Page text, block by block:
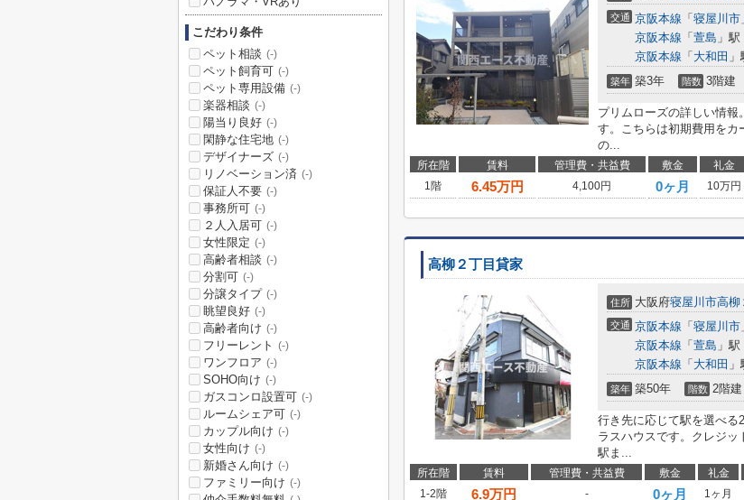
交通 京阪本線 「 寝屋川市
京阪本線 「 萱島 」
京阪本線 「 大和田
築年 築3年 階数 3階建
プリムローズの詳しい情報
す。こちらは初期費用をカ
の...
所在階 賃料 管理費・共益費 敷金 礼金
1階
6.45万円 4,100円 0ヶ月 10万円
高柳２丁目貸家
住所 大阪府寝屋川市高柳
交通 京阪本線 「 寝屋川市
京阪本線 「 萱島 」
京阪本線 「 大和田
築年 築50年 階数 2階建
行き先に応じて駅を選べる
ラスハウスです。クレジッ
駅ま...
所在階 賃料 管理費・共益費 敷金 礼金
1-2階
6.9万円 - 0ヶ月 1ヶ月
こだわり条件
ペット相談 (-)
ペット飼育可 (-)
ペット専用設備 (-)
楽器相談 (-)
陽当り良好 (-)
閑静な住宅地 (-)
デザイナーズ (-)
リノベーション済 (-)
保証人不要 (-)
事務所可 (-)
２人入居可 (-)
女性限定 (-)
高齢者相談 (-)
分割可 (-)
分譲タイプ (-)
眺望良好 (-)
高齢者向け (-)
フリーレント (-)
ワンフロア (-)
SOHO向け (-)
ガスコンロ設置可 (-)
ルームシェア可 (-)
カップル向け (-)
女性向け (-)
新婚さん向け (-)
ファミリー向け (-)